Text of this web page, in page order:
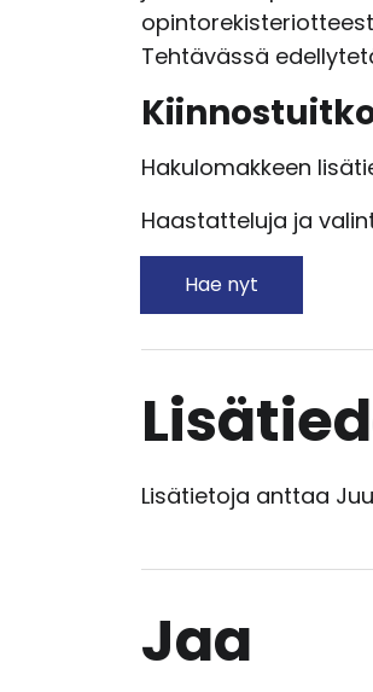
Tehtävässä
Hakulomakkeen
Haastatteluja ja
Hae nyt
Lisätietoja anttaa
Jaa